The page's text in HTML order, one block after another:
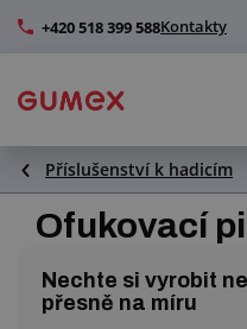
+420 518 399 588Kontakty
Hadice a jejich kompletace
Profily a výroba těsnění
Technické plasty
Příslušenství k hadicím
Ofukovací
Nechte si vyrobit
přesně na míru